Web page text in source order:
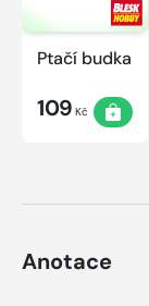
Ptačí budka
109 Kč
Anotace